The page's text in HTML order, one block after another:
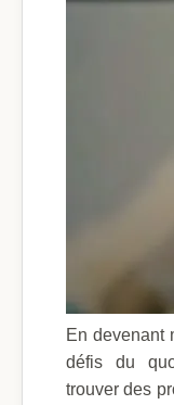
En devenant
défis du
trouver des